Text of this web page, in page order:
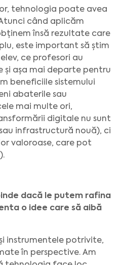
tehnologia poate avea
când aplicăm
însă rezultate care
este important să știm
ce profesori au
și așa mai departe pentru
beneficiile sistemului
abaterile sau
mai multe ori,
digitale nu sunt
infrastructură nouă), ci
valoroase, care pot
dacă le putem rafina
o idee care să aibă
instrumentele potrivite,
în perspective. Am